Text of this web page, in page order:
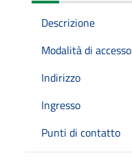
Descrizione
Modalità di accesso
Indirizzo
Ingresso
Punti di contatto